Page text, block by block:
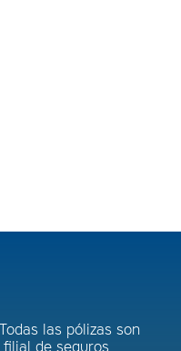
las pólizas son